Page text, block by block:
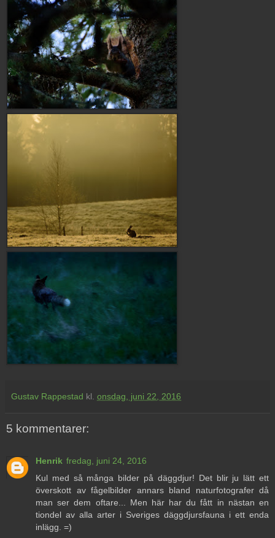
Gustav Rappestad kl. onsdag, juni 22, 2016
5 kommentarer:
Henrik fredag, juni 24, 2016
Kul med så många bilder på däggdjur! Det blir ju lätt ett
överskott av fågelbilder annars bland naturfotografer då
man ser dem oftare... Men här har du fått in nästan en
tiondel av alla arter i Sveriges däggdjursfauna i ett enda
inlägg. =)